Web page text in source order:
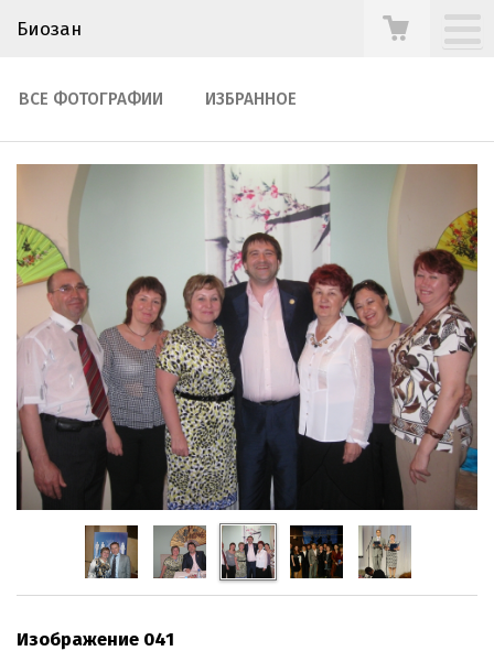
Биозан
ВСЕ ФОТОГРАФИИ ИЗБРАННОЕ
Изображение 041